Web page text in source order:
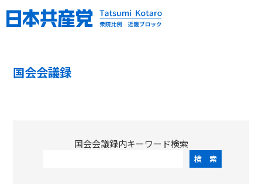
国会会議録
国会会議録内キーワード検索